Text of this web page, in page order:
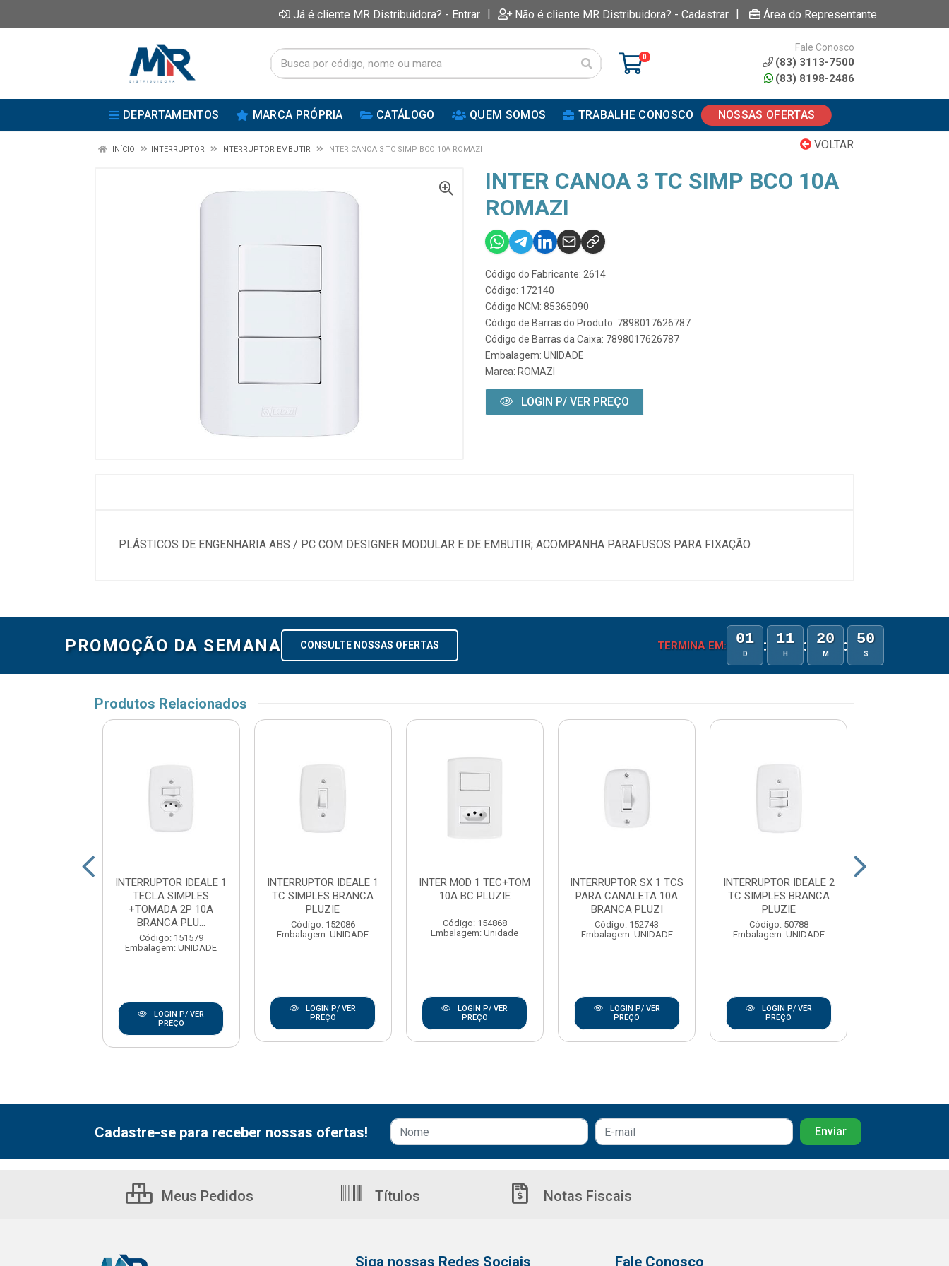
Já é cliente MR Distribuidora? - Entrar | Não é cliente MR Distribuidora? - Cadastrar | Área do Representante
0
Fale Conosco
(83) 3113-7500
(83) 8198-2486
DEPARTAMENTOS MARCA PRÓPRIA CATÁLOGO QUEM SOMOS TRABALHE CONOSCO NOSSAS OFERTAS
VOLTAR
INÍCIO INTERRUPTOR INTERRUPTOR EMBUTIR INTER CANOA 3 TC SIMP BCO 10A ROMAZI
INTER CANOA 3 TC SIMP BCO 10A
ROMAZI
Código do Fabricante: 2614
Código: 172140
Código NCM: 85365090
Código de Barras do Produto: 7898017626787
Código de Barras da Caixa: 7898017626787
Embalagem: UNIDADE
Marca: ROMAZI
LOGIN P/ VER PREÇO
PLÁSTICOS DE ENGENHARIA ABS / PC COM DESIGNER MODULAR E DE EMBUTIR; ACOMPANHA PARAFUSOS PARA FIXAÇÃO.
PROMOÇÃO DA SEMANA CONSULTE NOSSAS OFERTAS TERMINA EM: 01
D : 11
H : 20
M : 50
S
Produtos Relacionados
INTERRUPTOR IDEALE 1
TECLA SIMPLES
+TOMADA 2P 10A
BRANCA PLU...
Código: 151579
Embalagem: UNIDADE
LOGIN P/ VER
PREÇO
INTERRUPTOR IDEALE 1
TC SIMPLES BRANCA
PLUZIE
Código: 152086
Embalagem: UNIDADE
LOGIN P/ VER
PREÇO
INTER MOD 1 TEC+TOM
10A BC PLUZIE
Código: 154868
Embalagem: Unidade
LOGIN P/ VER
PREÇO
INTERRUPTOR SX 1 TCS
PARA CANALETA 10A
BRANCA PLUZI
Código: 152743
Embalagem: UNIDADE
LOGIN P/ VER
PREÇO
INTERRUPTOR IDEALE 2
TC SIMPLES BRANCA
PLUZIE
Código: 50788
Embalagem: UNIDADE
LOGIN P/ VER
PREÇO
Cadastre-se para receber nossas ofertas!
Meus Pedidos Títulos Notas Fiscais
Siga nossas Redes Sociais Fale Conosco